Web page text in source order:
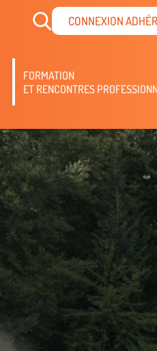
CONNEXION
FORMATION
ET RENCONTRES